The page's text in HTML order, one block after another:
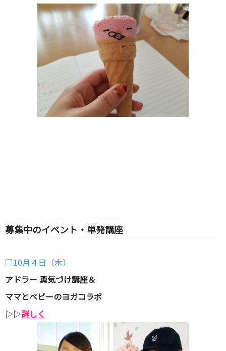
募集中のイベント・単発講座
□10月４日（木）
アドラー 勇気づけ講座＆
ママとベビーのヨガコラボ
▷▷詳しく